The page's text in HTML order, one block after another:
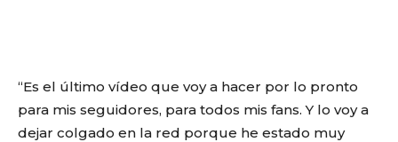
“Es el último vídeo que voy a hacer por lo pronto
para mis seguidores, para todos mis fans. Y lo voy a
dejar colgado en la red porque he estado muy